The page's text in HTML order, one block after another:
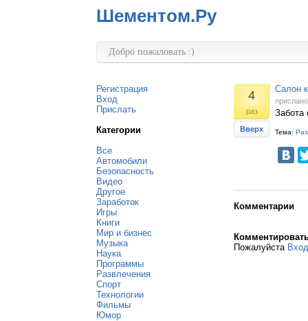
Шементом.Ру
Добро пожаловать :)
Регистрация
Вход
Прислать
Категории
Все
Автомобили
Безопасность
Видео
Другое
Заработок
Игры
Книги
Мир и бизнес
Музыка
Наука
Программы
Развлечения
Спорт
Технологии
Фильмы
Юмор
4
раз
Вверх
Салон
Забота
Тема:
Комментарии
Пожалуйста Вход